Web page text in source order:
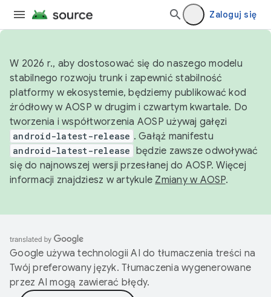
Zaloguj się
W 2026 r., aby dostosować się do naszego modelu
stabilnego rozwoju trunk i zapewnić stabilność
platformy w ekosystemie, będziemy publikować kod
źródłowy w AOSP w drugim i czwartym kwartale. Do
tworzenia i współtworzenia AOSP używaj gałęzi
android-latest-release . Gałąź manifestu
android-latest-release będzie zawsze odwoływać
się do najnowszej wersji przesłanej do AOSP. Więcej
informacji znajdziesz w artykule Zmiany w AOSP.
Google używa technologii AI do tłumaczenia treści na
Twój preferowany język. Tłumaczenia wygenerowane
przez AI mogą zawierać błędy.